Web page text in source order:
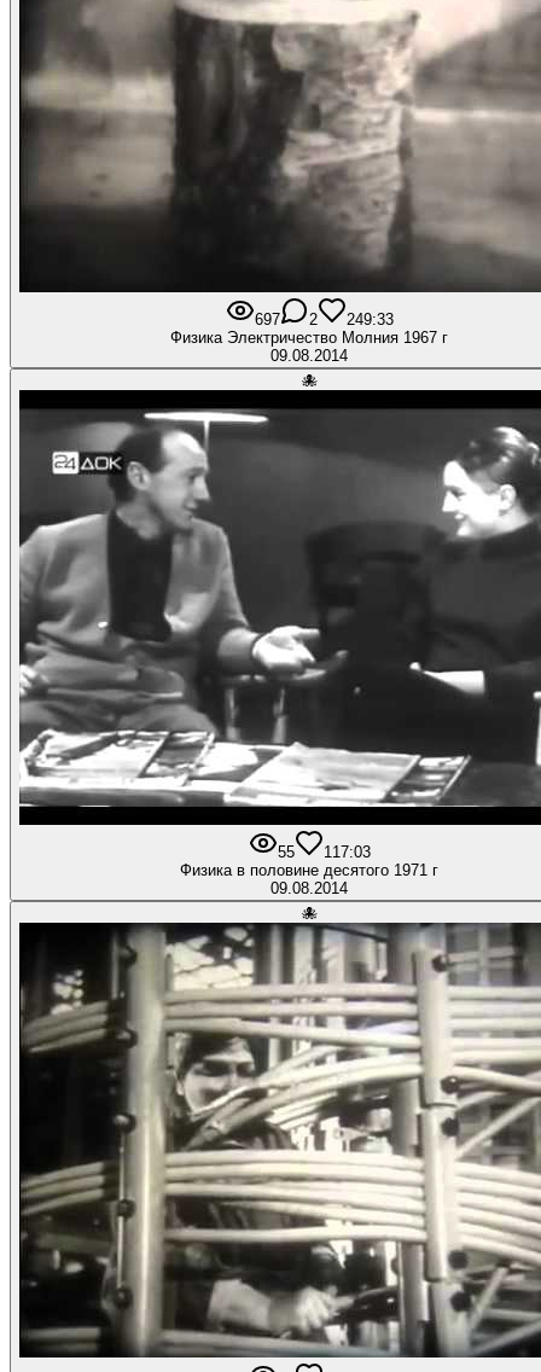
697 2 249:33
Физика Электричество Молния 1967 г
09.08.2014
🐙
55 1 17:03
Физика в половине десятого 1971 г
09.08.2014
🐙